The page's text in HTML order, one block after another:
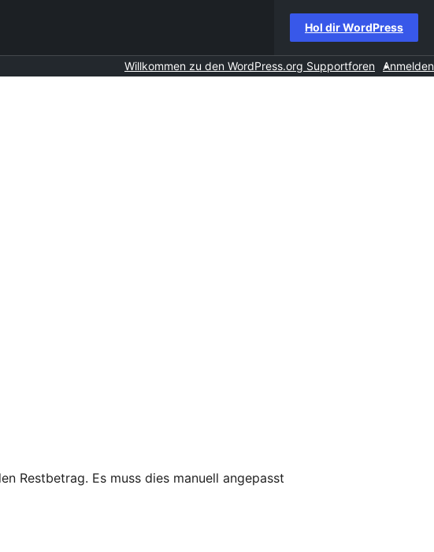
Hol dir WordPress
Willkommen zu den WordPress.org Supportforen Anmelden
Restbetrag. Es muss dies manuell angepasst